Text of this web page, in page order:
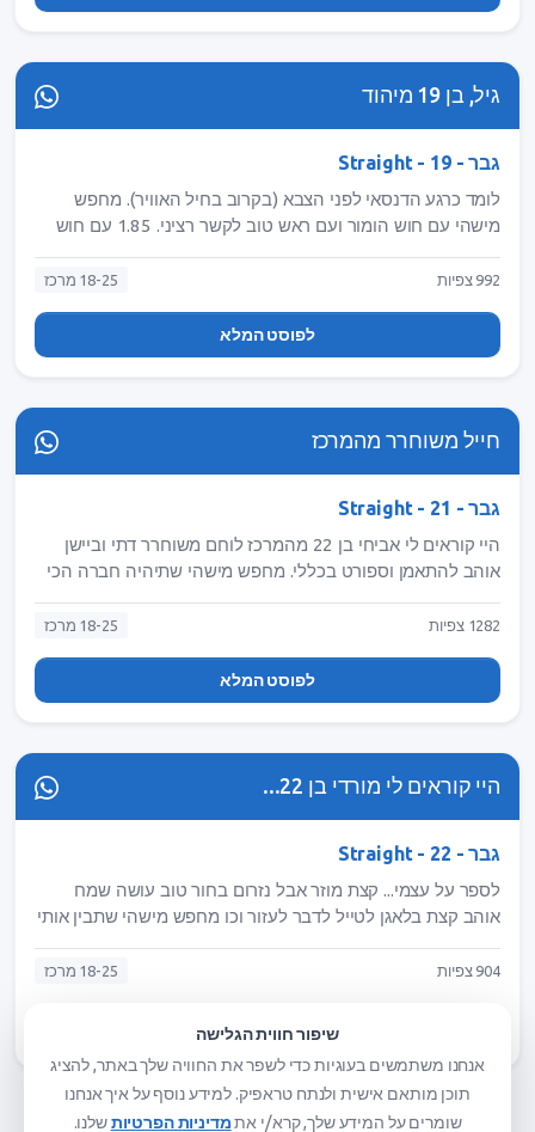
גיל, בן 19 מיהוד
גבר - Straight - 19
לומד כרגע הדנסאי לפני הצבא (בקרוב בחיל האוויר). מחפש
מישהי עם חוש הומור ועם ראש טוב לקשר רציני. 1.85 עם חוש
הפנים. אז אם כבר הגעת עד לפה תפני אליי, שלא יצא שבזבזת
992 צפיות 18-25 מרכז
לפוסט המלא
חייל משוחרר מהמרכז
גבר - Straight - 21
היי קוראים לי אביחי בן 22 מהמרכז לוחם משוחרר דתי וביישן
אוהב להתאמן וספורט בכללי. מחפש מישהי שתיהיה חברה הכי
Avichay0012
1282 צפיות 18-25 מרכז
לפוסט המלא
היי קוראים לי מורדי בן 22...
גבר - Straight - 22
לספר על עצמי... קצת מוזר אבל נזרום בחור טוב עושה שמח
אוהב קצת בלאגן לטייל לדבר לעזור וכו מחפש מישהי שתבין אותי
ולא סתם בשביל להעביר את הזמן אפשר לשלוח לי הודעה
904 צפיות 18-25 מרכז
לפוסט המלא
שיפור חווית הגלישה
אנחנו משתמשים בעוגיות כדי לשפר את החוויה שלך באתר, להציג
תוכן מותאם אישית ולנתח טראפיק. למידע נוסף על איך אנחנו
שומרים על המידע שלך, קרא/י אתמדיניות הפרטיותשלנו.